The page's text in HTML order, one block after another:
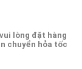
lòng đặt hàng
chuyển hỏa tốc